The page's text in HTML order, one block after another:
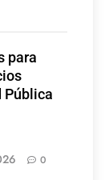
para
Pública
0